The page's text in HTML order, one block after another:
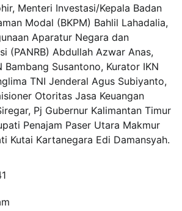
Menteri Investasi/Kepala Badan
Modal (BKPM) Bahlil Lahadalia,
Aparatur Negara dan
(PANRB) Abdullah Azwar Anas,
Bambang Susantono, Kurator IKN
TNI Jenderal Agus Subiyanto,
Otoritas Jasa Keuangan
Pj Gubernur Kalimantan Timur
Penajam Paser Utara Makmur
Kutai Kartanegara Edi Damansyah.